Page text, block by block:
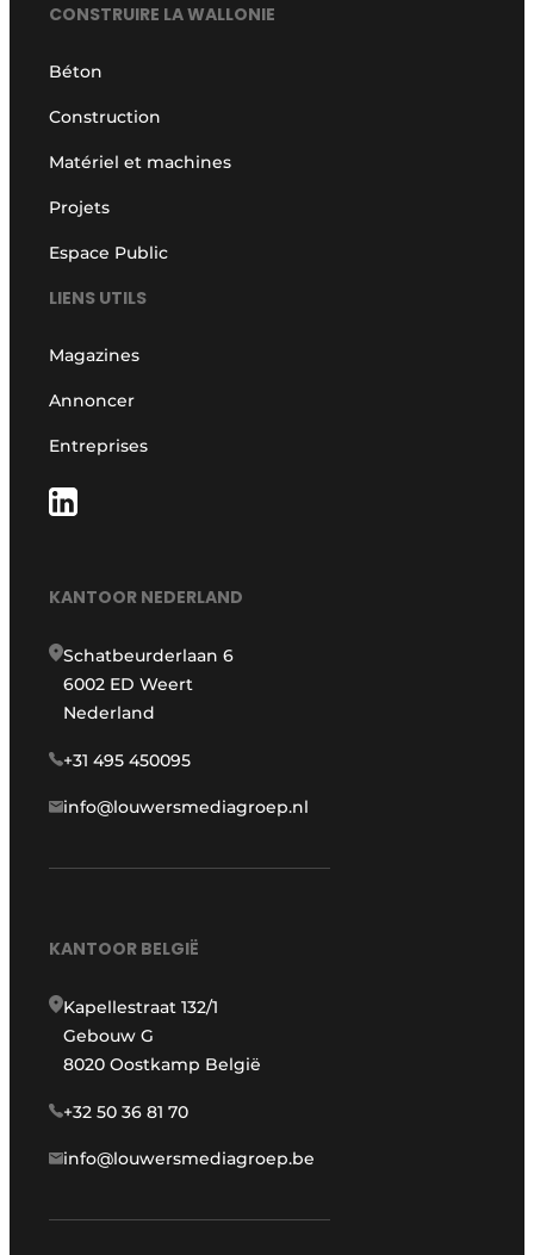
CONSTRUIRE LA WALLONIE
Béton
Construction
Matériel et machines
Projets
Espace Public
LIENS UTILS
Magazines
Annoncer
Entreprises
KANTOOR NEDERLAND
Schatbeurderlaan 6
6002 ED Weert
Nederland
+31 495 450095
info@louwersmediagroep.nl
KANTOOR BELGIË
Kapellestraat 132/1
Gebouw G
8020 Oostkamp België
+32 50 36 81 70
info@louwersmediagroep.be